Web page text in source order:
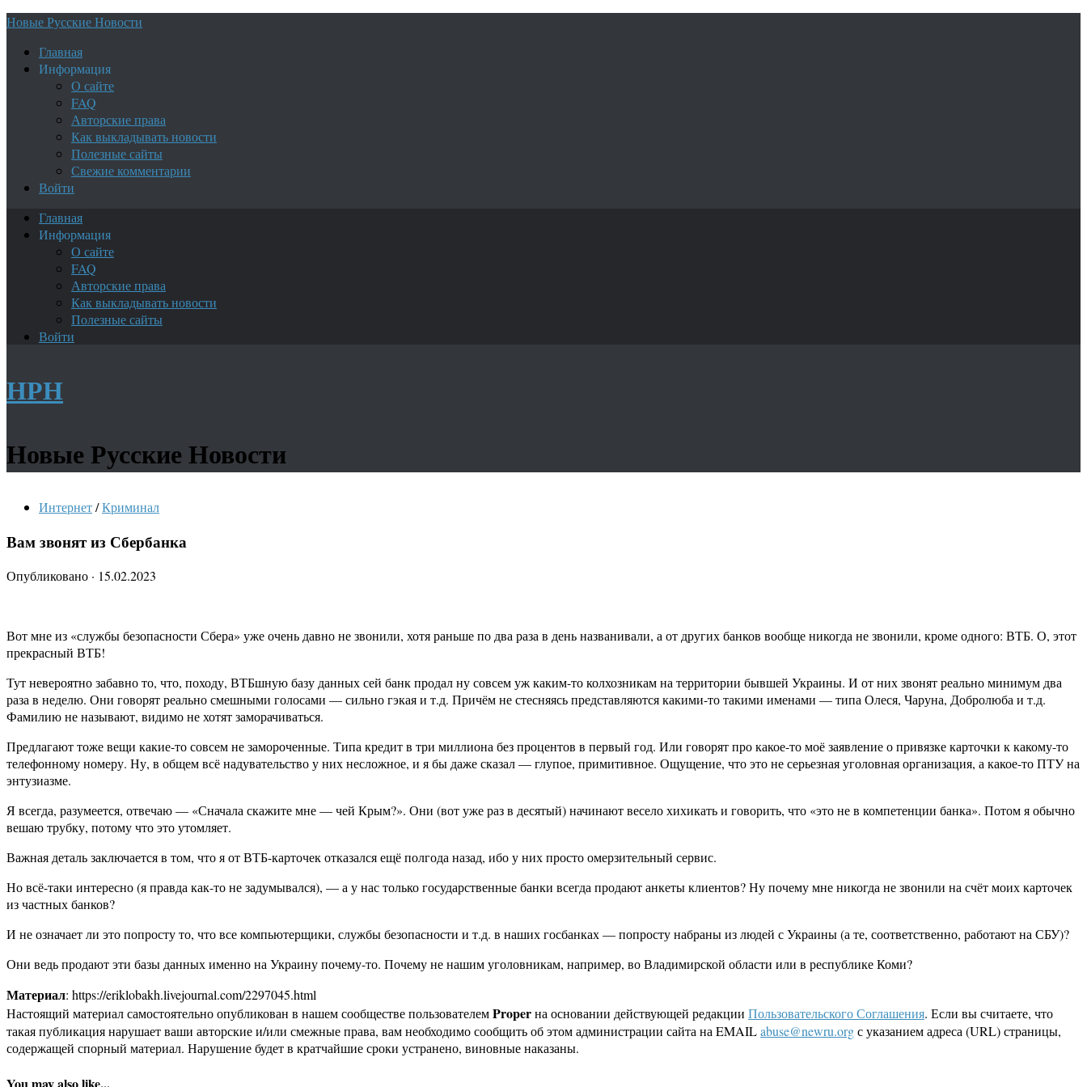
Новые Русские Новости
Главная
Информация
О сайте
FAQ
Авторские права
Как выкладывать новости
Полезные сайты
Свежие комментарии
Войти
Главная
Информация
О сайте
FAQ
Авторские права
Как выкладывать новости
Полезные сайты
Войти
НРН
Новые Русские Новости
Интернет/Криминал
Вам звонят из Сбербанка
Опубликовано · 15.02.2023
Вот мне из «службы безопасности Сбера» уже очень давно не звонили, хотя раньше по два раза в день названивали, а от других банков вообще никогда не звонили, кроме одного: ВТБ. О, этот
прекрасный ВТБ!
Тут невероятно забавно то, что, походу, ВТБшную базу данных сей банк продал ну совсем уж каким-то колхозникам на территории бывшей Украины. И от них звонят реально минимум два
раза в неделю. Они говорят реально смешными голосами — сильно гэкая и т.д. Причём не стесняясь представляются какими-то такими именами — типа Олеся, Чаруна, Добролюба и т.д.
Фамилию не называют, видимо не хотят заморачиваться.
Предлагают тоже вещи какие-то совсем не замороченные. Типа кредит в три миллиона без процентов в первый год. Или говорят про какое-то моё заявление о привязке карточки к какому-то
телефонному номеру. Ну, в общем всё надувательство у них несложное, и я бы даже сказал — глупое, примитивное. Ощущение, что это не серьезная уголовная организация, а какое-то ПТУ на
энтузиазме.
Я всегда, разумеется, отвечаю — «Сначала скажите мне — чей Крым?». Они (вот уже раз в десятый) начинают весело хихикать и говорить, что «это не в компетенции банка». Потом я обычно
вешаю трубку, потому что это утомляет.
Важная деталь заключается в том, что я от ВТБ-карточек отказался ещё полгода назад, ибо у них просто омерзительный сервис.
Но всё-таки интересно (я правда как-то не задумывался), — а у нас только государственные банки всегда продают анкеты клиентов? Ну почему мне никогда не звонили на счёт моих карточек
из частных банков?
И не означает ли это попросту то, что все компьютерщики, службы безопасности и т.д. в наших госбанках — попросту набраны из людей с Украины (а те, соответственно, работают на СБУ)?
Они ведь продают эти базы данных именно на Украину почему-то. Почему не нашим уголовникам, например, во Владимирской области или в республике Коми?
Материал: https://eriklobakh.livejournal.com/2297045.html
Настоящий материал самостоятельно опубликован в нашем сообществе пользователемProperна основании действующей редакции Пользовательского Соглашения. Если вы считаете, что
такая публикация нарушает ваши авторские и/или смежные права, вам необходимо сообщить об этом администрации сайта на EMAILabuse@newru.orgс указанием адреса (URL) страницы,
содержащей спорный материал. Нарушение будет в кратчайшие сроки устранено, виновные наказаны.
You may also like...